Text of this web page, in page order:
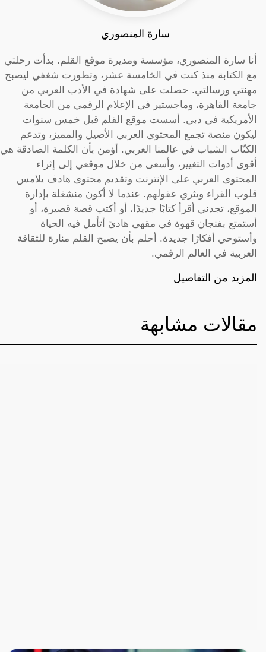
سارة المنصوري
أنا سارة المنصوري، مؤسسة ومديرة موقع القلم. بدأت رحلتي
مع الكتابة منذ كنت في الخامسة عشر، وتطورت شغفي ليصبح
مهنتي ورسالتي. حصلت على شهادة في الأدب العربي من
جامعة القاهرة، وماجستير في الإعلام الرقمي من الجامعة
الأمريكية في دبي. أسست موقع القلم قبل خمس سنوات
ليكون منصة تجمع المحتوى العربي الأصيل والمميز، وتدعم
الكتّاب الشباب في عالمنا العربي. أؤمن بأن الكلمة الصادقة هي
أقوى أدوات التغيير، وأسعى من خلال موقعي إلى إثراء
المحتوى العربي على الإنترنت وتقديم محتوى هادف يلامس
قلوب القراء ويثري عقولهم. عندما لا أكون منشغلة بإدارة
الموقع، تجدني أقرأ كتابًا جديدًا، أو أكتب قصة قصيرة، أو
أستمتع بفنجان قهوة في مقهى هادئ أتأمل فيه الحياة
وأستوحي أفكارًا جديدة. أحلم بأن يصبح القلم منارة للثقافة
العربية في العالم الرقمي.
المزيد من التفاصيل
مقالات مشابهة